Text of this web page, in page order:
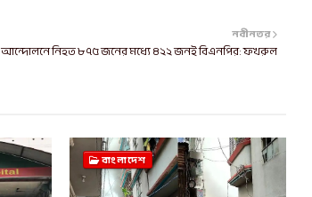
নবীনতর
আন্দোলনে নিহত ৮৭৫ জনের মধ্যে ৪২২ জনই বিএনপির: ফখরুল
বাংলাদেশ